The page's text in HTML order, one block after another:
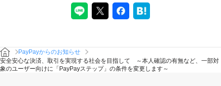
PayPayからのお知らせ
安全安心な決済、取引を実現する社会を目指して ～本人確認の有無など、一部対
象のユーザー向けに「PayPayステップ」の条件を変更します～